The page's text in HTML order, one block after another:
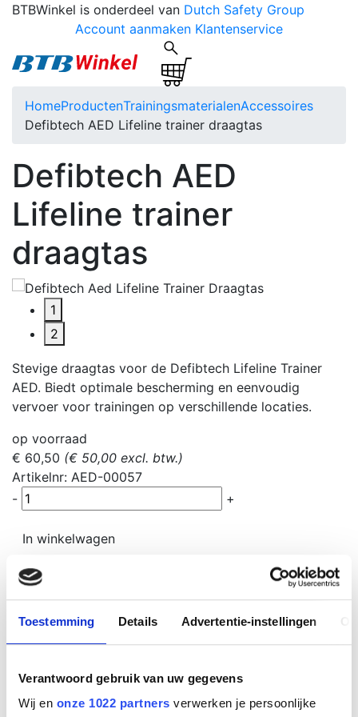
Toestemming Details Advertentie-instellingen
Verantwoord gebruik van uw gegevens
Wij en onze 1022 partners verwerken je persoonlijke
BTBWinkel is onderdeel van Dutch Safety Group
Account aanmaken Klantenservice
HomeProductenTrainingsmaterialenAccessoires
Defibtech AED Lifeline trainer draagtas
Defibtech AED
Lifeline trainer
draagtas
1
2
Stevige draagtas voor de Defibtech Lifeline Trainer
AED. Biedt optimale bescherming en eenvoudig
vervoer voor trainingen op verschillende locaties.
op voorraad
€ 60,50 (€ 50,00 excl. btw.)
Artikelnr: AED-00057
-
+
In winkelwagen
Meer over dit product
De Defibtech AED lifeline trainer draagtas is speciaal
ontworpen om de Defibtech Lifeline Trainer veilig en
trainers en hulpverleners die hun trainingsapparatuur